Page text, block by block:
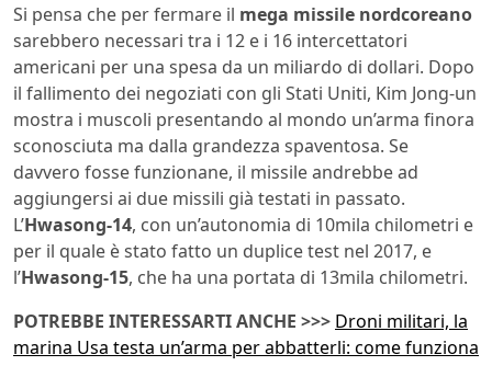
Si pensa che per fermare il mega missile nordcoreano
sarebbero necessari tra i 12 e i 16 intercettatori
americani per una spesa da un miliardo di dollari. Dopo
il fallimento dei negoziati con gli Stati Uniti, Kim Jong-un
mostra i muscoli presentando al mondo un’arma finora
sconosciuta ma dalla grandezza spaventosa. Se
davvero fosse funzionane, il missile andrebbe ad
aggiungersi ai due missili già testati in passato.
L’Hwasong-14, con un’autonomia di 10mila chilometri e
per il quale è stato fatto un duplice test nel 2017, e
l’Hwasong-15, che ha una portata di 13mila chilometri.
POTREBBE INTERESSARTI ANCHE >>> Droni militari, la
marina Usa testa un’arma per abbatterli: come funziona